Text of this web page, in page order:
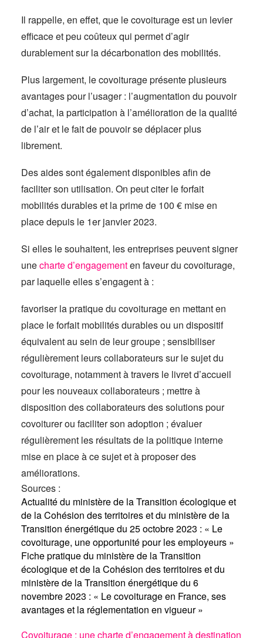
Il rappelle, en effet, que le covoiturage est un levier
efficace et peu coûteux qui permet d’agir
durablement sur la décarbonation des mobilités.
Plus largement, le covoiturage présente plusieurs
avantages pour l’usager : l’augmentation du pouvoir
d’achat, la participation à l’amélioration de la qualité
de l’air et le fait de pouvoir se déplacer plus
librement.
Des aides sont également disponibles afin de
faciliter son utilisation. On peut citer le forfait
mobilités durables et la prime de 100 € mise en
place depuis le 1er janvier 2023.
Si elles le souhaitent, les entreprises peuvent signer
unecharte d’engagementen faveur du covoiturage,
par laquelle elles s’engagent à :
favoriser la pratique du covoiturage en mettant en
place le forfait mobilités durables ou un dispositif
équivalent au sein de leur groupe ; sensibiliser
régulièrement leurs collaborateurs sur le sujet du
covoiturage, notamment à travers le livret d’accueil
pour les nouveaux collaborateurs ; mettre à
disposition des collaborateurs des solutions pour
covoiturer ou faciliter son adoption ; évaluer
régulièrement les résultats de la politique interne
mise en place à ce sujet et à proposer des
améliorations.
Sources :
Actualité du ministère de la Transition écologique et
de la Cohésion des territoires et du ministère de la
Transition énergétique du 25 octobre 2023 : « Le
covoiturage, une opportunité pour les employeurs »
Fiche pratique du ministère de la Transition
écologique et de la Cohésion des territoires et du
ministère de la Transition énergétique du 6
novembre 2023 : « Le covoiturage en France, ses
avantages et la réglementation en vigueur »
Covoiturage : une charte d’engagement à destination